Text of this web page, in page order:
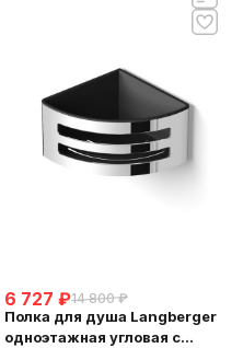
6 727 ₽14 800 ₽
Полка для душа Langberger
одноэтажная угловая с